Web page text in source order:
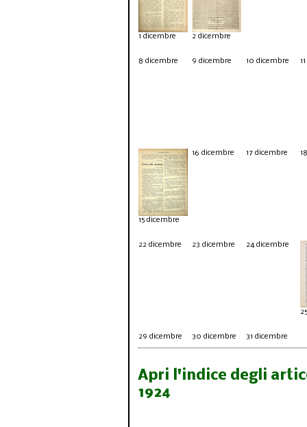
1 dicembre 2 dicembre
8 dicembre 9 dicembre 10 dicembre 11
15 dicembre
16 dicembre 17 dicembre
22 dicembre 23 dicembre 24 dicembre
29 dicembre 30 dicembre 31 dicembre
Apri l'indice degli
1924